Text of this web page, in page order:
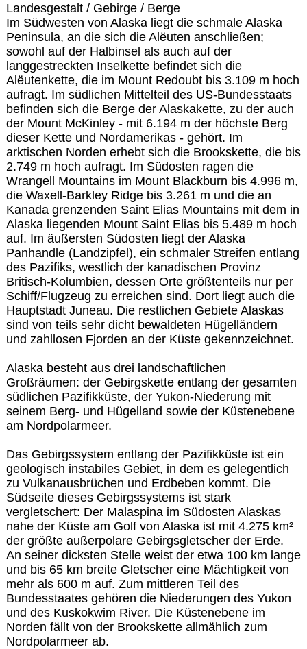
Landesgestalt / Gebirge / Berge
Im Südwesten von Alaska liegt die schmale Alaska
Peninsula, an die sich die Alëuten anschließen;
sowohl auf der Halbinsel als auch auf der
langgestreckten Inselkette befindet sich die
Alëutenkette, die im Mount Redoubt bis 3.109 m hoch
aufragt. Im südlichen Mittelteil des US-Bundesstaats
befinden sich die Berge der Alaskakette, zu der auch
der Mount McKinley - mit 6.194 m der höchste Berg
dieser Kette und Nordamerikas - gehört. Im
arktischen Norden erhebt sich die Brookskette, die bis
2.749 m hoch aufragt. Im Südosten ragen die
Wrangell Mountains im Mount Blackburn bis 4.996 m,
die Waxell-Barkley Ridge bis 3.261 m und die an
Kanada grenzenden Saint Elias Mountains mit dem in
Alaska liegenden Mount Saint Elias bis 5.489 m hoch
auf. Im äußersten Südosten liegt der Alaska
Panhandle (Landzipfel), ein schmaler Streifen entlang
des Pazifiks, westlich der kanadischen Provinz
Britisch-Kolumbien, dessen Orte größtenteils nur per
Schiff/Flugzeug zu erreichen sind. Dort liegt auch die
Hauptstadt Juneau. Die restlichen Gebiete Alaskas
sind von teils sehr dicht bewaldeten Hügelländern
und zahllosen Fjorden an der Küste gekennzeichnet.
Alaska besteht aus drei landschaftlichen
Großräumen: der Gebirgskette entlang der gesamten
südlichen Pazifikküste, der Yukon-Niederung mit
seinem Berg- und Hügelland sowie der Küstenebene
am Nordpolarmeer.
Das Gebirgssystem entlang der Pazifikküste ist ein
geologisch instabiles Gebiet, in dem es gelegentlich
zu Vulkanausbrüchen und Erdbeben kommt. Die
Südseite dieses Gebirgssystems ist stark
vergletschert: Der Malaspina im Südosten Alaskas
nahe der Küste am Golf von Alaska ist mit 4.275 km²
der größte außerpolare Gebirgsgletscher der Erde.
An seiner dicksten Stelle weist der etwa 100 km lange
und bis 65 km breite Gletscher eine Mächtigkeit von
mehr als 600 m auf. Zum mittleren Teil des
Bundesstaates gehören die Niederungen des Yukon
und des Kuskokwim River. Die Küstenebene im
Norden fällt von der Brookskette allmählich zum
Nordpolarmeer ab.